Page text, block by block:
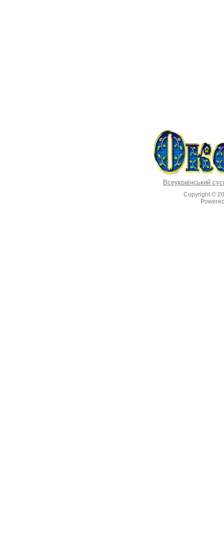
Всеукраїнський
Copyright ©